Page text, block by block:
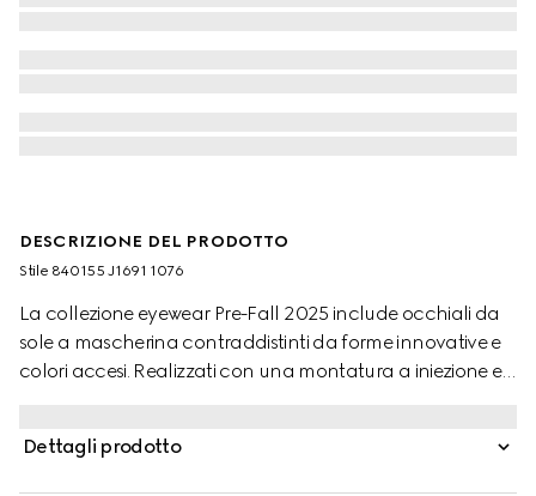
DESCRIZIONE DEL PRODOTTO
Stile ‎840155 J1691 1076
La collezione eyewear Pre-Fall 2025 include occhiali da
sole a mascherina contraddistinti da forme innovative e
colori accesi. Realizzati con una montatura a iniezione e
Gucci.
Dettagli prodotto